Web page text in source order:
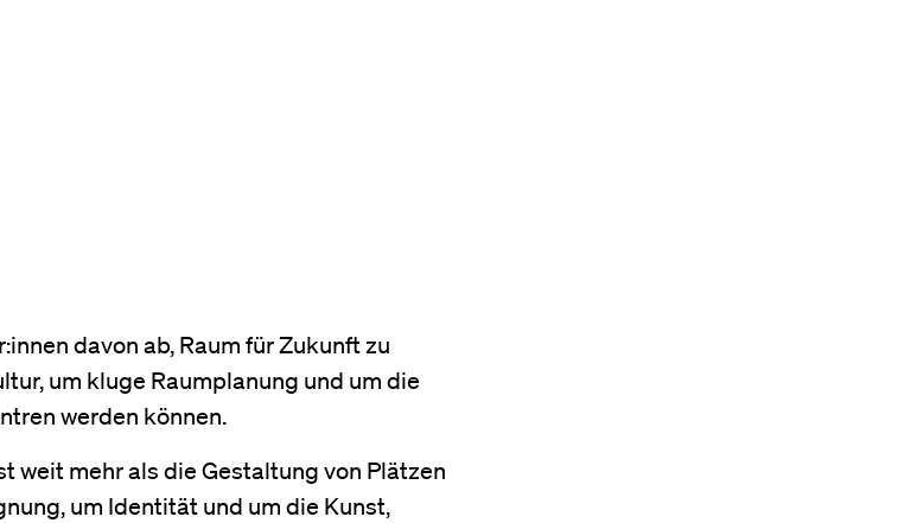
davon ab, Raum für Zukunft zu
um kluge Raumplanung und um die
werden können.
weit mehr als die Gestaltung von Plätzen
um Identität und um die Kunst,